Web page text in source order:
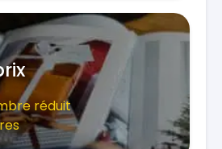
réduit